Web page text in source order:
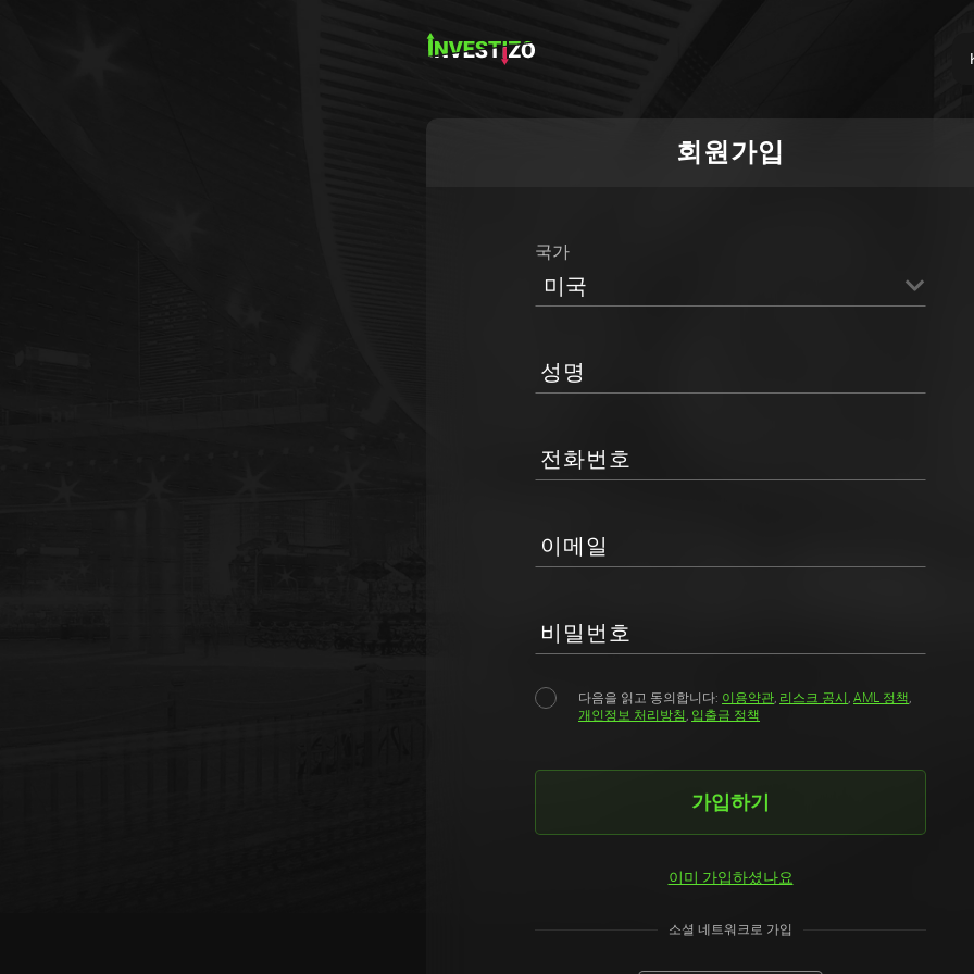
회원가입
국가
미국
성명
전화번호
이메일
비밀번호
다음을 읽고 동의합니다: 이용약관, 리스크 공시 , AML 정책,
개인정보 처리방침 , 입출금 정책
가입하기
이미 가입하셨나요
소셜 네트워크로 가입